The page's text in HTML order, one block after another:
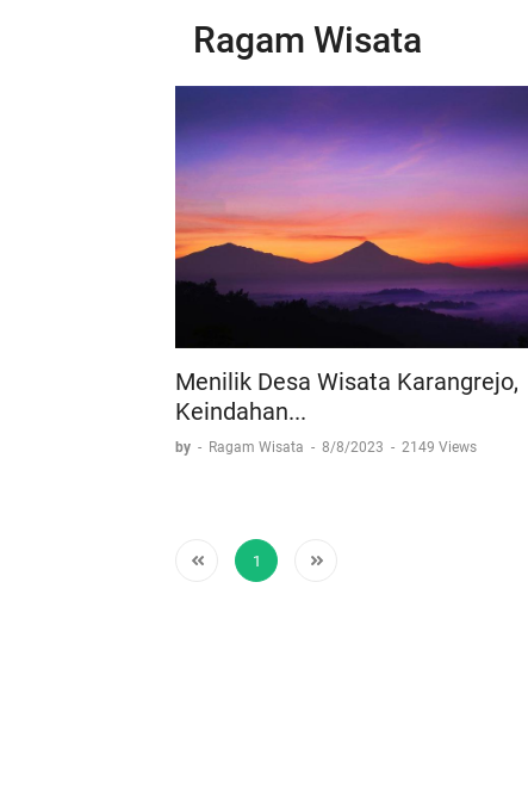
Ragam Wisata
Menilik Desa Wisata Karangrejo,
Keindahan...
by - Ragam Wisata - 8/8/2023 - 2149 Views
1